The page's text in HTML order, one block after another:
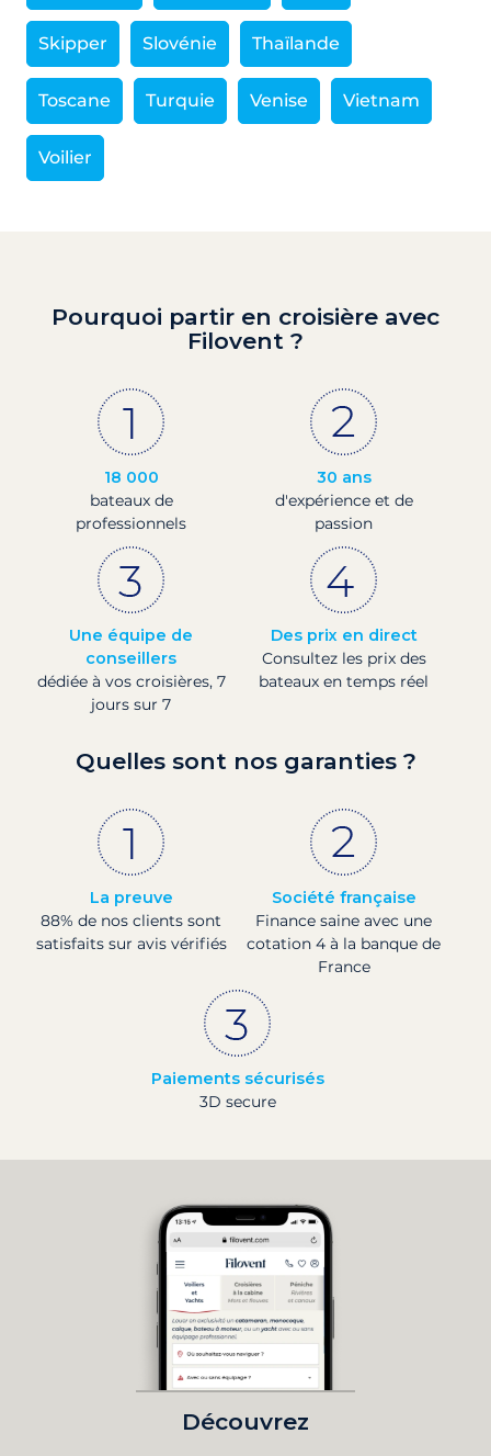
Skipper Slovénie Thaïlande
Toscane Turquie Venise Vietnam
Voilier
Pourquoi partir en croisière avec
Filovent ?
18 000
bateaux de
professionnels
30 ans
d'expérience et de
passion
Une équipe de
conseillers
dédiée à vos croisières, 7
jours sur 7
Des prix en direct
Consultez les prix des
bateaux en temps réel
Quelles sont nos garanties ?
La preuve
88% de nos clients sont
satisfaits sur avis vérifiés
Société française
Finance saine avec une
cotation 4 à la banque de
France
Paiements sécurisés
3D secure
Découvrez